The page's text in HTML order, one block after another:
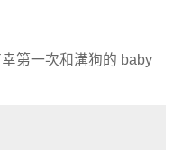
第一次和溝狗的 baby